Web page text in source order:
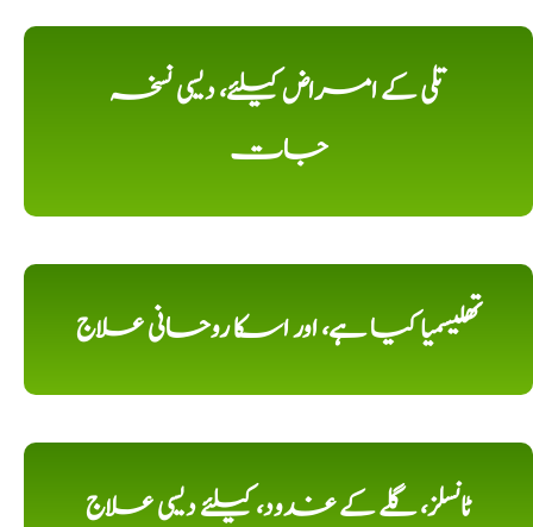
تلی کے امراض کیلئے، دیسی نسخہ
جات
تھلیسمیا کیا ہے، اور اسکا روحانی علاج
ٹانسلز، گلے کے غدود، کیلئے دیسی علاج